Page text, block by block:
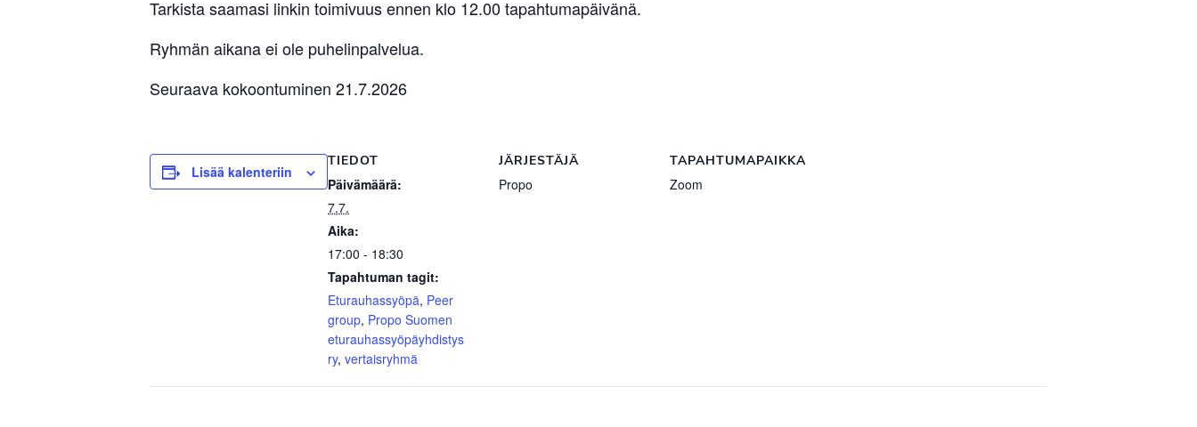
Tarkista saamasi linkin toimivuus ennen klo 12.00 tapahtumapäivänä.
Ryhmän aikana ei ole puhelinpalvelua.
Seuraava kokoontuminen 21.7.2026
Lisää kalenteriin
TIEDOT
Päivämäärä:
7.7.
Aika:
17:00 - 18:30
Tapahtuman tagit:
Eturauhassyöpä, Peer
group, Propo Suomen
eturauhassyöpäyhdistys
ry, vertaisryhmä
JÄRJESTÄJÄ
Propo
TAPAHTUMAPAIKKA
Zoom